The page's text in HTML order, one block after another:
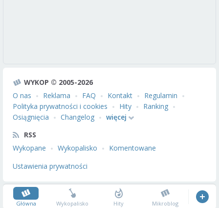
WYKOP © 2005-2026
O nas
Reklama FAQ Kontakt
Regulamin
Polityka prywatności i cookies
Hity
Ranking
Osiągnięcia
Changelog
więcej
RSS
Wykopane
Wykopalisko
Komentowane
Ustawienia prywatności
Główna Wykopalisko Hity Mikroblog